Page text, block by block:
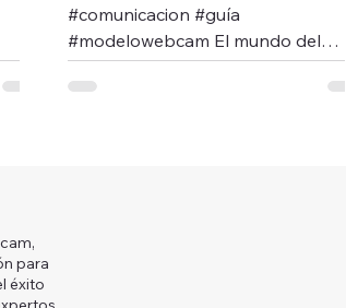
#comunicacion #guía
#modelowebcam El mundo del
modelaje webcam no solo se trata
de cómo te ves frente a la...
para
éxito